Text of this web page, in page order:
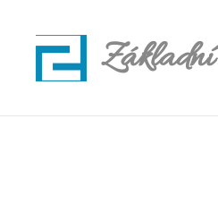
Základní